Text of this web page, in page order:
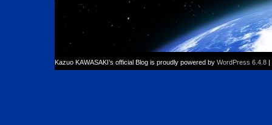
Kazuo KAWASAKI’s official Blog is proudly powered by WordPress 6.4.8 |